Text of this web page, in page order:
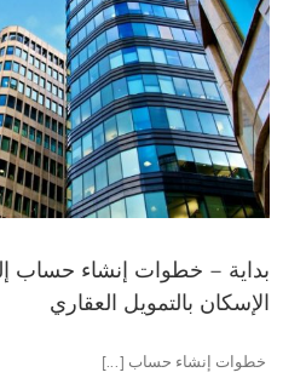
بداية – خطوات إنشاء حساب
الإسكان بالتمويل العقاري
خطوات إنشاء حساب [...]